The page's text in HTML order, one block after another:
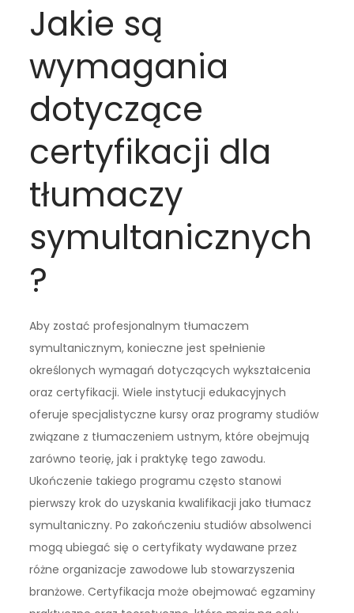
Jakie są
wymagania
dotyczące
certyfikacji dla
tłumaczy
symultanicznych
?
Aby zostać profesjonalnym tłumaczem
symultanicznym, konieczne jest spełnienie
określonych wymagań dotyczących wykształcenia
oraz certyfikacji. Wiele instytucji edukacyjnych
oferuje specjalistyczne kursy oraz programy studiów
związane z tłumaczeniem ustnym, które obejmują
zarówno teorię, jak i praktykę tego zawodu.
Ukończenie takiego programu często stanowi
pierwszy krok do uzyskania kwalifikacji jako tłumacz
symultaniczny. Po zakończeniu studiów absolwenci
mogą ubiegać się o certyfikaty wydawane przez
różne organizacje zawodowe lub stowarzyszenia
branżowe. Certyfikacja może obejmować egzaminy